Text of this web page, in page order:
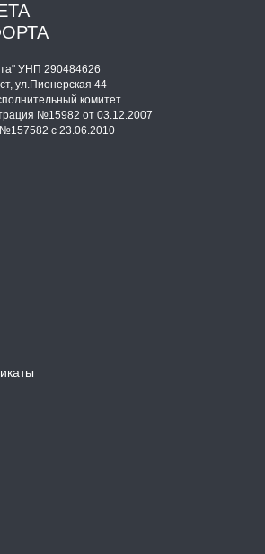
УНП 290484626
ул.Пионерская 44
комитет
№15982 от 03.12.2007
с 23.06.2010